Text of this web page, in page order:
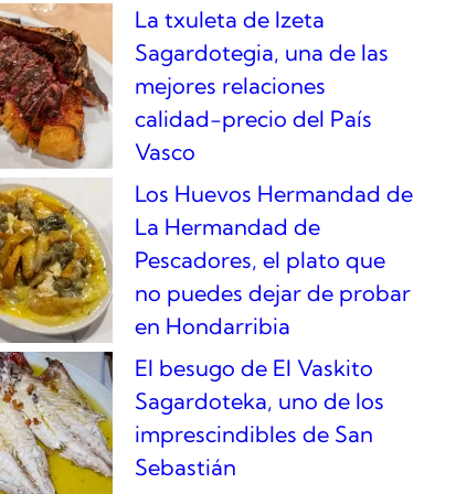
La txuleta de Izeta
Sagardotegia, una de las
mejores relaciones
calidad-precio del País
Vasco
Los Huevos Hermandad de
La Hermandad de
Pescadores, el plato que
no puedes dejar de probar
en Hondarribia
El besugo de El Vaskito
Sagardoteka, uno de los
imprescindibles de San
Sebastián